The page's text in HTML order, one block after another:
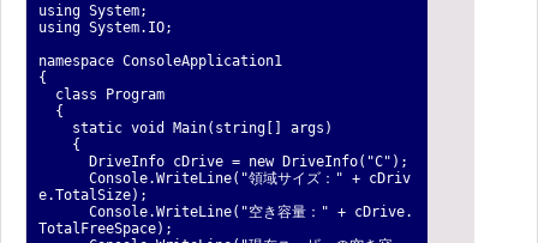
using System;
using System.IO;
namespace ConsoleApplication1
{
class Program
{
static void Main(string[] args)
{
DriveInfo cDrive = new DriveInfo("C");
Console.WriteLine("領域サイズ：" + cDriv
e.TotalSize);
Console.WriteLine("空き容量：" + cDrive.
TotalFreeSpace);